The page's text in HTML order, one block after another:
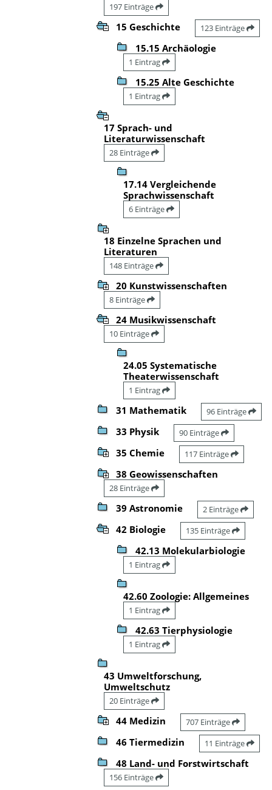
197 Einträge
15 Geschichte 123 Einträge
15.15 Archäologie
1 Eintrag
15.25 Alte Geschichte
1 Eintrag
17 Sprach- und
Literaturwissenschaft
28 Einträge
17.14 Vergleichende
Sprachwissenschaft
6 Einträge
18 Einzelne Sprachen und
Literaturen
148 Einträge
20 Kunstwissenschaften
8 Einträge
24 Musikwissenschaft
10 Einträge
24.05 Systematische
Theaterwissenschaft
1 Eintrag
31 Mathematik 96 Einträge
33 Physik 90 Einträge
35 Chemie 117 Einträge
38 Geowissenschaften
28 Einträge
39 Astronomie 2 Einträge
42 Biologie 135 Einträge
42.13 Molekularbiologie
1 Eintrag
42.60 Zoologie: Allgemeines
1 Eintrag
42.63 Tierphysiologie
1 Eintrag
43 Umweltforschung,
Umweltschutz
20 Einträge
44 Medizin 707 Einträge
46 Tiermedizin 11 Einträge
48 Land- und Forstwirtschaft
156 Einträge